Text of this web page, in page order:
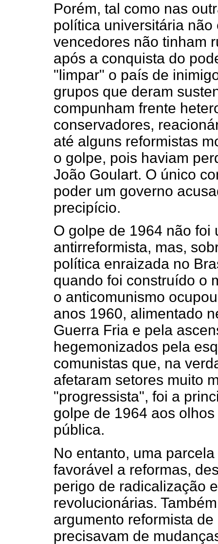
Porém, tal como nas
política universitária
vencedores não tinham
após a conquista do
"limpar" o país de
grupos que deram
compunham frente
conservadores,
até alguns reformistas
o golpe, pois haviam
João Goulart. O único
poder um governo
precipício.
O golpe de 1964 não foi
antirreformista, mas,
política enraizada no
quando foi construído o
o anticomunismo
anos 1960, alimentado
Guerra Fria e pela
hegemonizados pela
comunistas que, na
afetaram setores muito
"progressista", foi a
golpe de 1964 aos
pública.
No entanto, uma
favorável a reformas,
perigo de radicalização
revolucionárias.
argumento reformista
precisavam de